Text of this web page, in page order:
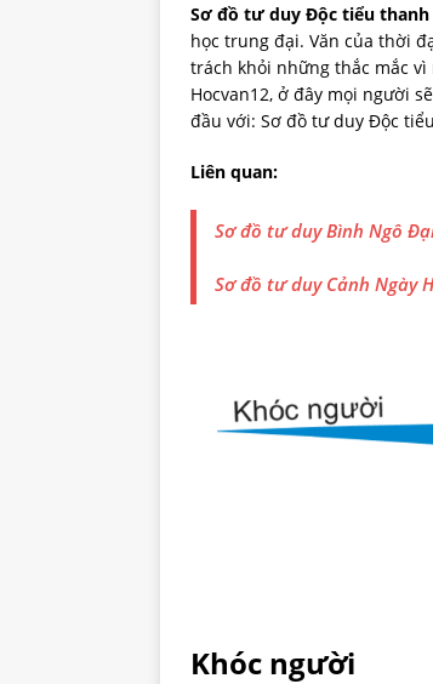
Sơ đồ tư duy Độc tiểu
học trung đại. Văn của thời
trách khỏi những thắc mắc
Hocvan12, ở đây mọi người
đầu với: Sơ đồ tư duy Độc
Liên quan:
Sơ đồ tư duy Bình Ngô
Sơ đồ tư duy Cảnh Ngày
Khóc người